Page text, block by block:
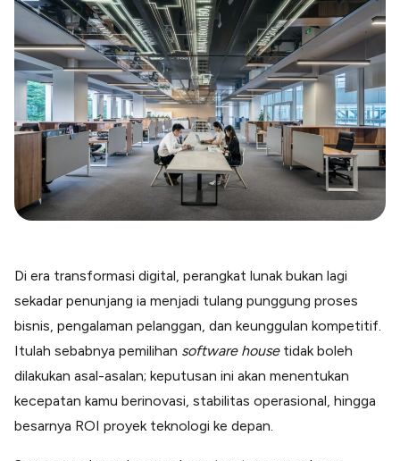
Paper XB
Bayar luar negeri pakai kartu kredit
Kartu Kredit Bisnis
Paper Card
Satu kartu untuk bisnis & personal
Paper Horizon
Kartu korporat expense terlengkap
Solusi Industri
Konstruksi
Kelola Pembayaran Termin Proyek
Health & Beauty
Lainnya
Open API
Blog
Kumpulan tips dan informasi bisnis
Di era transformasi digital, perangkat lunak bukan lagi
sekadar penunjang ia menjadi tulang punggung proses
bisnis, pengalaman pelanggan, dan keunggulan kompetitif.
Itulah sebabnya pemilihan software housetidak boleh
dilakukan asal-asalan; keputusan ini akan menentukan
kecepatan kamu berinovasi, stabilitas operasional, hingga
besarnya ROI proyek teknologi ke depan.